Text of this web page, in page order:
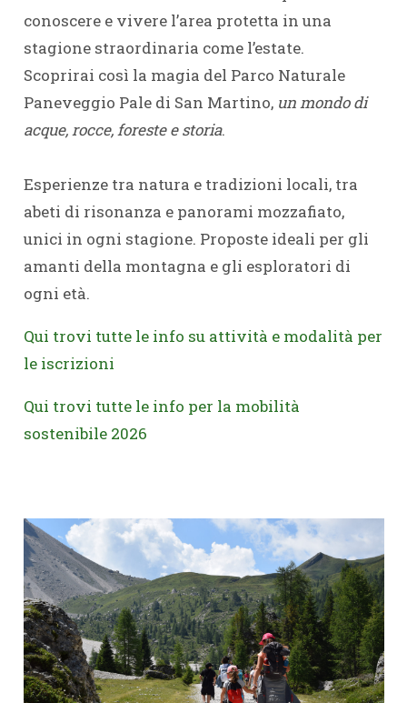
conoscere e vivere l’area protetta in una
stagione straordinaria come l’estate.
Scoprirai così la magia del Parco Naturale
Paneveggio Pale di San Martino, un mondo di
acque, rocce, foreste e storia.
Esperienze tra natura e tradizioni locali, tra
abeti di risonanza e panorami mozzafiato,
unici in ogni stagione. Proposte ideali per gli
amanti della montagna e gli esploratori di
ogni età.
Qui trovi tutte le info su attività e modalità per
le iscrizioni
Qui trovi tutte le info per la mobilità
sostenibile 2026